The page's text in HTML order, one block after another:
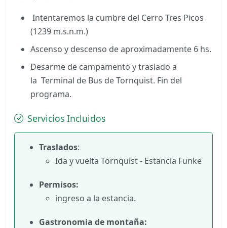
Intentaremos la cumbre del Cerro Tres Picos
(1239 m.s.n.m.)
Ascenso y descenso de aproximadamente 6 hs.
Desarme de campamento y traslado a
la Terminal de Bus de Tornquist. Fin del
programa.
Servicios Incluidos
Traslados:
Ida y vuelta Tornquist - Estancia Funke
Permisos:
ingreso a la estancia.
Gastronomia de montaña: